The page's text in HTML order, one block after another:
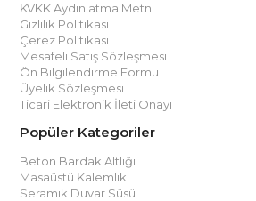
KVKK Aydınlatma Metni
Gizlilik Politikası
Çerez Politikası
Mesafeli Satış Sözleşmesi
Ön Bilgilendirme Formu
Üyelik Sözleşmesi
Ticari Elektronik İleti Onayı
Popüler Kategoriler
Beton Bardak Altlığı
Masaüstü Kalemlik
Seramik Duvar Süsü